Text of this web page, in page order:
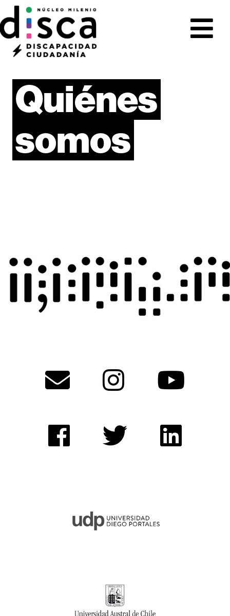
Quiénes
somos